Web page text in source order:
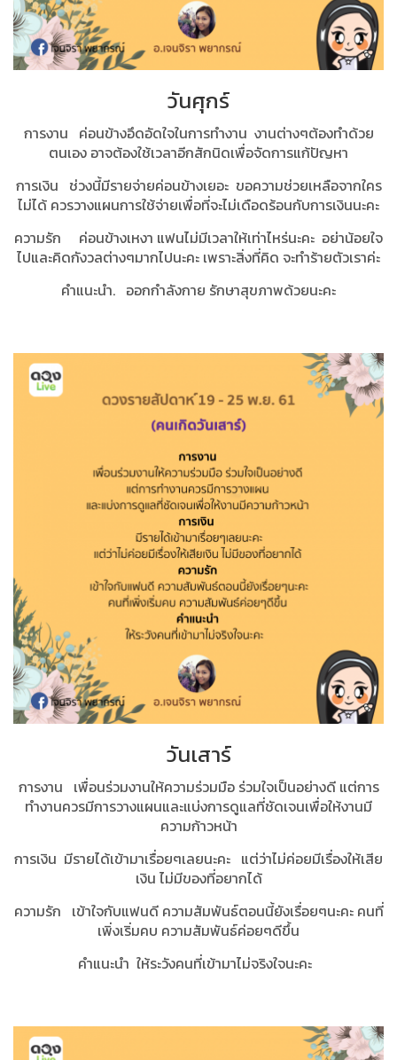
วันศุกร์
การงาน ค่อนข้างอึดอัดใจในการทำงาน งานต่างๆต้องทำด้วย
ตนเอง อาจต้องใช้เวลาอีกสักนิดเพื่อจัดการแก้ปัญหา
การเงิน ช่วงนี้มีรายจ่ายค่อนข้างเยอะ ขอความช่วยเหลือจากใคร
ไม่ได้ ควรวางแผนการใช้จ่ายเพื่อที่จะไม่เดือดร้อนกับการเงินนะคะ
ความรัก ค่อนข้างเหงา แฟนไม่มีเวลาให้เท่าไหร่นะคะ อย่าน้อยใจ
ไปและคิดกังวลต่างๆมากไปนะคะ เพราะสิ่งที่คิด จะทำร้ายตัวเราค่ะ
คำแนะนำ. ออกกำลังกาย รักษาสุขภาพด้วยนะคะ
วันเสาร์
การงาน เพื่อนร่วมงานให้ความร่วมมือ ร่วมใจเป็นอย่างดี แต่การ
ทำงานควรมีการวางแผนและแบ่งการดูแลที่ชัดเจนเพื่อให้งานมี
ความก้าวหน้า
การเงิน มีรายได้เข้ามาเรื่อยๆเลยนะคะ แต่ว่าไม่ค่อยมีเรื่องให้เสีย
เงิน ไม่มีของที่อยากได้
ความรัก เข้าใจกับแฟนดี ความสัมพันธ์ตอนนี้ยังเรื่อยๆนะคะ คนที่
เพิ่งเริ่มคบ ความสัมพันธ์ค่อยๆดีขึ้น
คำแนะนำ ให้ระวังคนที่เข้ามาไม่จริงใจนะคะ